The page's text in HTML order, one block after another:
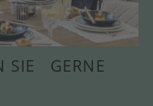
SIE GERNE